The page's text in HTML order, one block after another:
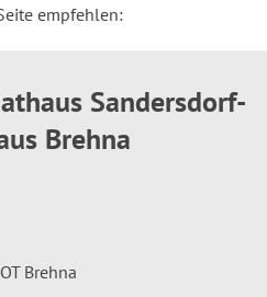
empfehlen:
Sandersdorf-
Brehna
Brehna